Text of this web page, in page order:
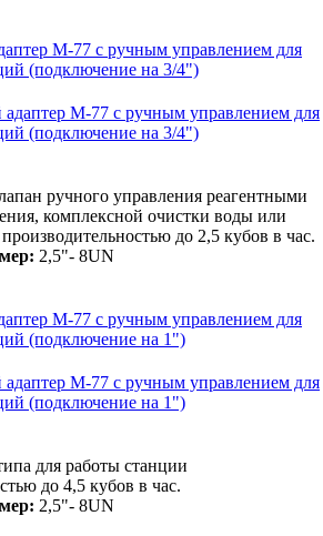
М-77 с ручным управлением для
(подключение на 3/4")
ручного управления реагентными
комплексной очистки воды или
до 2,5 кубов в час.
2,5"- 8UN
М-77 с ручным управлением для
(подключение на 1")
для работы станции
до 4,5 кубов в час.
2,5"- 8UN